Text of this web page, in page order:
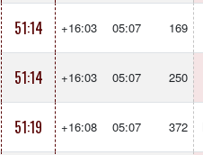
51:14 +16:03 05:07 169
51:14 +16:03 05:07 250
51:19 +16:08 05:07 372